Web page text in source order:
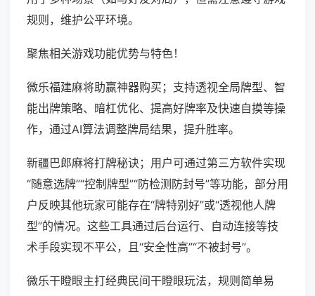
规则，维护公平环境。
聚焦相关游戏功能优势与特色！
微乐福建麻将助赢神器购买；支持透视全局牌型、智
能出牌策略、暗杠优化、提高好牌率及快速自摸等操
作，通过AI算法调整牌局结果，提升胜率。
新疆巴郎麻将打牌秘诀；用户可通过第三方软件实现
“随意选牌”“控制牌型”“防检测防封号”等功能，部分用
户反映其他玩家可能存在“牌特别好”或“透视他人牌
型”的情况。这些工具通过后台运行、自动连接等技
术手段实现不平公，且“安全性高”“不被封号”。
微乐干瞪眼主打经典民间干瞪眼玩法，规则简单易